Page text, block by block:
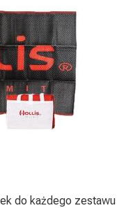
do każdego zestawu